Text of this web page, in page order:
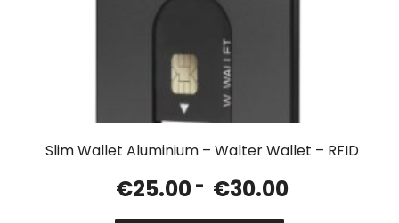
Slim Wallet Aluminium – Walter Wallet – RFID
€25.00 - €30.00Prijsklasse: